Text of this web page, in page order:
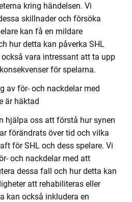
kring händelsen. Vi
skillnader och försöka
kan få en mildare
hur detta kan påverka SHL
vara intressant att ta upp
för spelarna.
av för- och nackdelar med
är häktad
hjälpa oss att förstå hur synen
förändrats över tid och vilka
för SHL och dess spelare. Vi
och nackdelar med att
dessa fall och hur detta kan
att rehabiliteras eller
kan också inkludera en